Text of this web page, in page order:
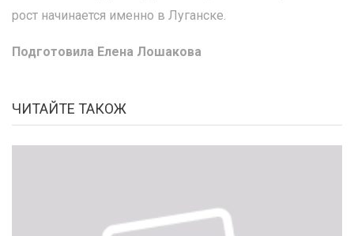
рост начинается именно в Луганске.
Подготовила Елена Лошакова
ЧИТАЙТЕ ТАКОЖ